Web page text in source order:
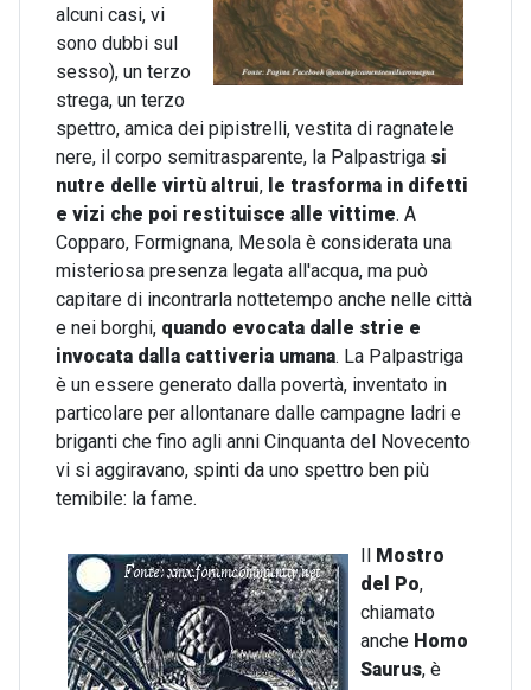
alcuni casi, vi
sono dubbi sul
sesso), un terzo
strega, un terzo
spettro, amica dei pipistrelli, vestita di ragnatele
nere, il corpo semitrasparente, la Palpastriga si
nutre delle virtù altrui, le trasforma in difetti
e vizi che poi restituisce alle vittime. A
Copparo, Formignana, Mesola è considerata una
misteriosa presenza legata all'acqua, ma può
capitare di incontrarla nottetempo anche nelle città
e nei borghi, quando evocata dalle strie e
invocata dalla cattiveria umana. La Palpastriga
è un essere generato dalla povertà, inventato in
particolare per allontanare dalle campagne ladri e
briganti che fino agli anni Cinquanta del Novecento
vi si aggiravano, spinti da uno spettro ben più
temibile: la fame.
Mostro
del Po,
chiamato
anche Homo
Saurus, è